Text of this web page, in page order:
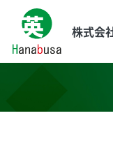
株式
ビル総合管理